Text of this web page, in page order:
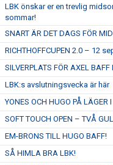
FRÅGOR KRING
LBK önskar er en trevlig
sommar!
SNART ÄR DET DAGS FÖR
RICHTHOFFCUPEN 2.0 – 12
SILVERPLATS FÖR AXEL BAFF
LBK:s avslutningsvecka är här
YONES OCH HUGO PÅ LÄGER
SOFT TOUCH OPEN – TVÅ
EM-BRONS TILL HUGO BAFF!
SÅ HIMLA BRA LBK!